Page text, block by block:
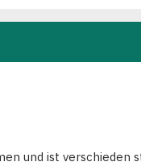
und ist verschieden